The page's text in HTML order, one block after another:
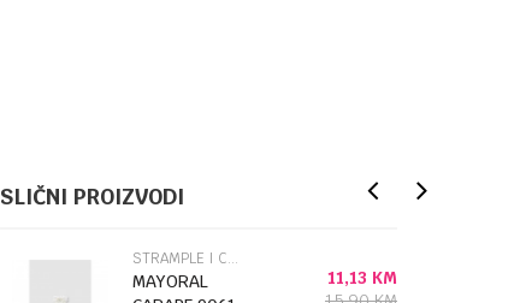
SLIČNI PROIZVODI
STRAMPLE I CARAPE
MAYORAL
11,13 KM